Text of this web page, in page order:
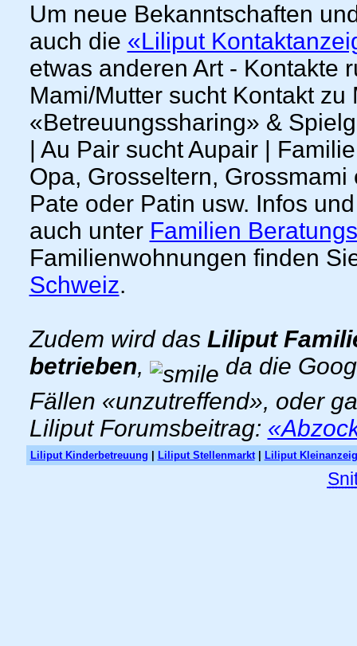
Um neue Bekanntschaften
auch die «Liliput
etwas anderen Art - Kontakte
Mami/Mutter sucht Kontakt
«Betreuungssharing» &
| Au Pair sucht Aupair |
Opa, Grosseltern,
Pate oder Patin usw. Infos
auch unter Familien
Familienwohnungen finden
Schweiz.
Zudem wird das Liliput
betrieben,
da die
Fällen «unzutreffend», oder
Liliput Forumsbeitrag:
Liliput Kinderbetreuung Liliput Stellenmarkt| Liliput